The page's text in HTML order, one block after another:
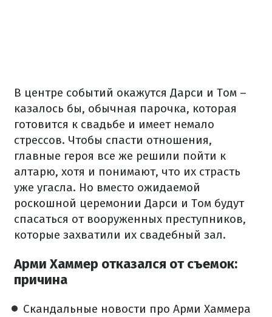
В центре событий окажутся Дарси и Том –
казалось бы, обычная парочка, которая
готовится к свадьбе и имеет немало
стрессов. Чтобы спасти отношения,
главные героя все же решили пойти к
алтарю, хотя и понимают, что их страсть
уже угасла. Но вместо ожидаемой
роскошной церемонии Дарси и Том будут
спасаться от вооруженных преступников,
которые захватили их свадебный зал.
Арми Хаммер отказался от съемок:
причина
Скандальные новости про Арми Хаммера